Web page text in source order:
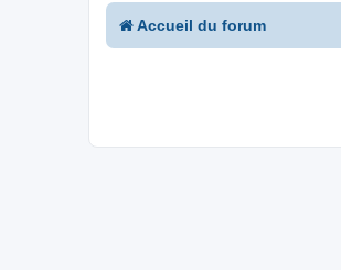
Accueil du forum